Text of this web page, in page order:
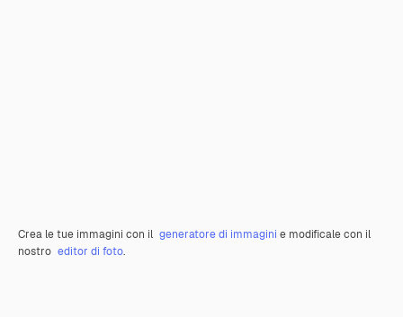
Crea le tue immagini con il generatore di immagini e modificale con il
nostro editor di foto.